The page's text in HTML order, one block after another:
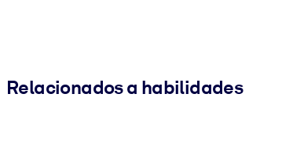
Relacionados a habilidades